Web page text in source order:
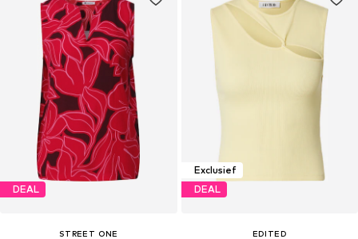
DEAL
STREET ONE
Exclusief
DEAL
EDITED